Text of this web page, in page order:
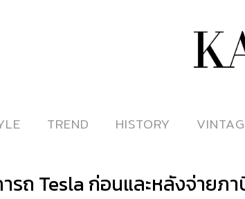
TREND
TREND HISTORY
HISTORY
รถ Tesla ก่อนและหลังจ่ายภา